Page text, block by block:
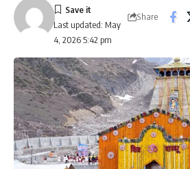
Last updated: May
4, 2026 5:42 pm
Share